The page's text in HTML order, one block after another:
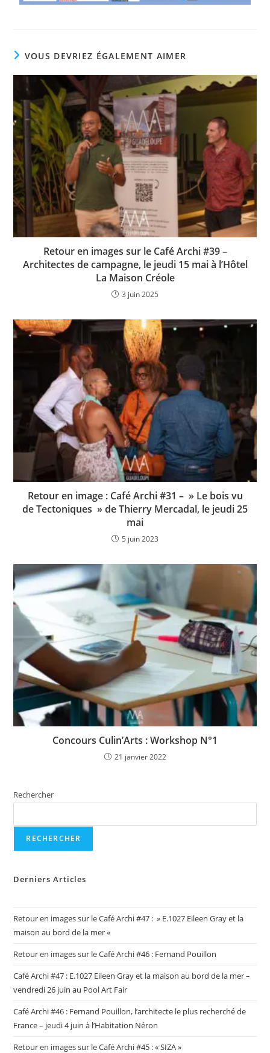
VOUS DEVRIEZ ÉGALEMENT AIMER
Retour en images sur le Café Archi #39 –
Architectes de campagne, le jeudi 15 mai à l’Hôtel
La Maison Créole
3 juin 2025
Retour en image : Café Archi #31 – » Le bois vu
de Tectoniques » de Thierry Mercadal, le jeudi 25
mai
5 juin 2023
Concours Culin’Arts : Workshop N°1
21 janvier 2022
Rechercher
RECHERCHER
Derniers Articles
Retour en images sur le Café Archi #47 : » E.1027 Eileen Gray et la
maison au bord de la mer «
Retour en images sur le Café Archi #46 : Fernand Pouillon
Café Archi #47 : E.1027 Eileen Gray et la maison au bord de la mer –
vendredi 26 juin au Pool Art Fair
Café Archi #46 : Fernand Pouillon, l’architecte le plus recherché de
France – jeudi 4 juin à l’Habitation Néron
Retour en images sur le Café Archi #45 : « SIZA »